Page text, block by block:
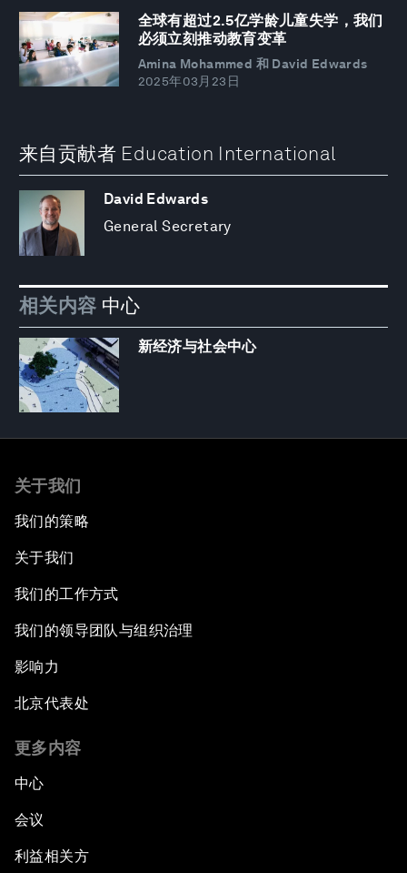
全球有超过2.5亿学龄儿童失学，我们
必须立刻推动教育变革
Amina Mohammed 和 David Edwards
2025年03月23日
来自贡献者 Education International
David Edwards
General Secretary
相关内容 中心
新经济与社会中心
关于我们
我们的策略
关于我们
我们的工作方式
我们的领导团队与组织治理
影响力
北京代表处
更多内容
中心
会议
利益相关方